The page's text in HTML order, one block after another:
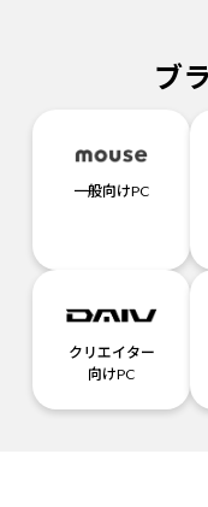
ブ
一般向けPC
クリエイター
向けPC